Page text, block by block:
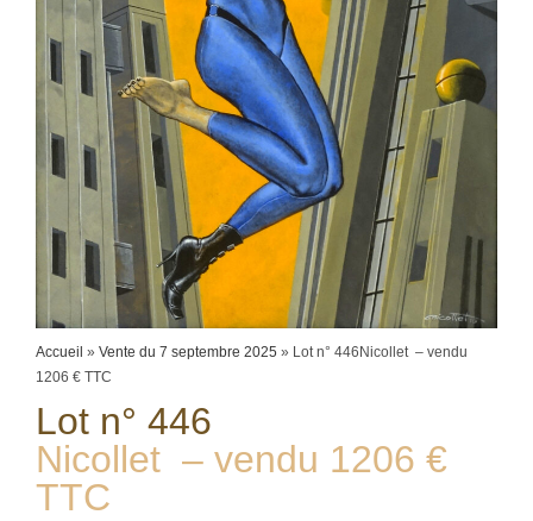
Accueil » Vente du 7 septembre 2025 » Lot n° 446Nicollet – vendu
1206 € TTC
Lot n° 446
Nicollet – vendu 1206 €
TTC